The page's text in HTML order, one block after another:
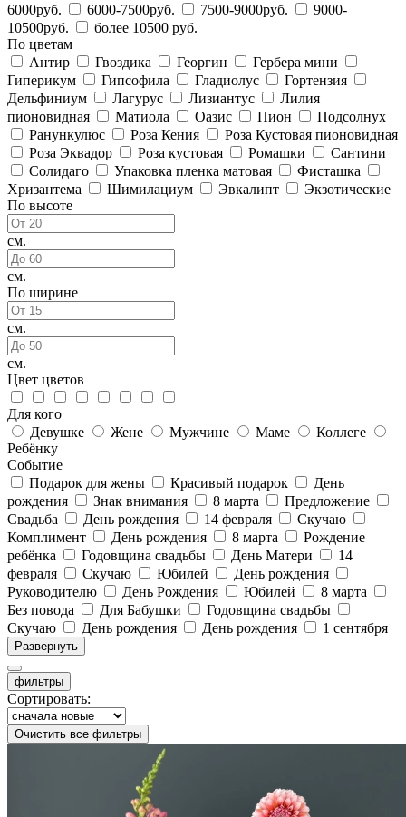
6000руб.
6000-7500руб. 7500-9000руб.
9000-
10500руб.
более 10500 руб.
По цветам
Антир
Гвоздика Георгин
Гербера мини
Гиперикум
Гипсофила Гладиолус
Гортензия
Дельфиниум
Лагурус Лизиантус
Лилия
пионовидная
Матиола Оазис Пион
Подсолнух
Ранункулюс
Роза Кения
Роза Кустовая пионовидная
Роза Эквадор
Роза кустовая Ромашки
Сантини
Солидаго
Упаковка пленка матовая
Фисташка
Хризантема
Шимилациум Эвкалипт
Экзотические
По высоте
см.
см.
По ширине
см.
см.
Цвет цветов
Для кого
Девушке
Жене Мужчине Маме
Коллеге
Ребёнку
Событие
Подарок для жены
Красивый подарок
День
рождения
Знак внимания 8 марта
Предложение
Свадьба
День рождения 14 февраля
Скучаю
Комплимент
День рождения 8 марта
Рождение
ребёнка
Годовщина свадьбы День Матери
14
февраля
Скучаю Юбилей
День рождения
Руководителю
День Рождения Юбилей
8 марта
Без повода
Для Бабушки
Годовщина свадьбы
Скучаю
День рождения День рождения 1 сентября
Развернуть
фильтры
Сортировать:
Очистить все фильтры